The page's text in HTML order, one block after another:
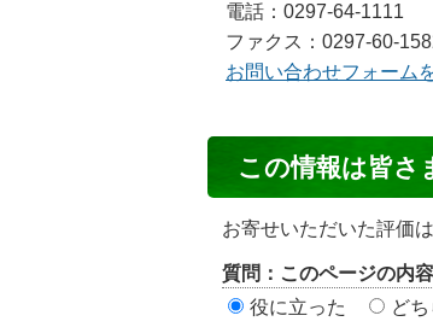
電話：0297-64-1111
ファクス：0297-60-
お問い合わせフォーム
ン
テ
ン
ツ
この情報は皆さ
お寄せいただいた評価
質問：このページの内
役に立った
ど